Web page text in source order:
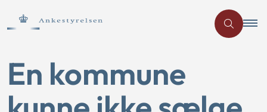
En kommune